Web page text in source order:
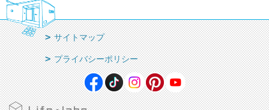
サイトマップ
プライバシーポリシー